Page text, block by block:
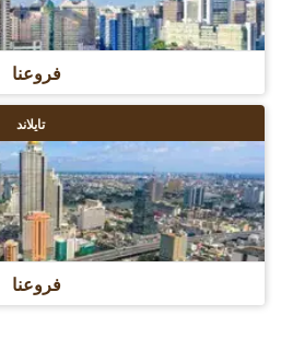
فروعنا
تايلاند
فروعنا